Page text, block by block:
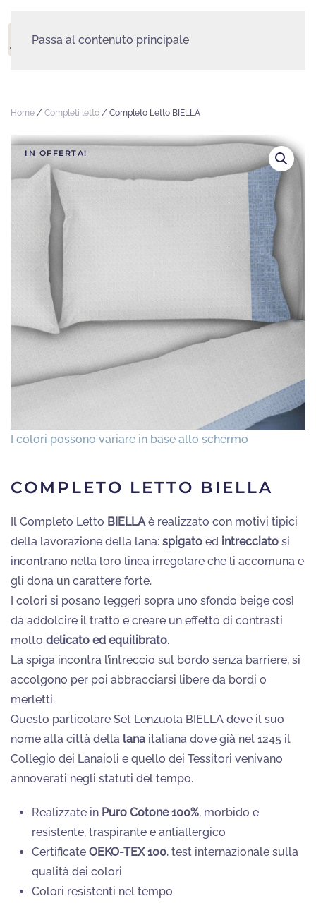
Passa al contenuto principale
Home / Completi letto / Completo Letto BIELLA
IN OFFERTA!
COMPLETO LETTO BIELLA
Il Completo Letto BIELLAè realizzato con motivi tipici
della lavorazione della lana: spigato ed intrecciato si
incontrano nella loro linea irregolare che li accomuna e
gli dona un carattere forte.
I colori si posano leggeri sopra uno sfondo beige così
da addolcire il tratto e creare un effetto di contrasti
molto delicato ed equilibrato.
La spiga incontra l’intreccio sul bordo senza barriere, si
accolgono per poi abbracciarsi libere da bordi o
merletti.
Questo particolare Set Lenzuola BIELLA deve il suo
nome alla città della lana italiana dove già nel 1245 il
Collegio dei Lanaioli e quello dei Tessitori venivano
annoverati negli statuti del tempo.
Realizzate in Puro Cotone 100%, morbido e
resistente, traspirante e antiallergico
Certificate OEKO-TEX 100, test internazionale sulla
qualità dei colori
Colori resistenti nel tempo